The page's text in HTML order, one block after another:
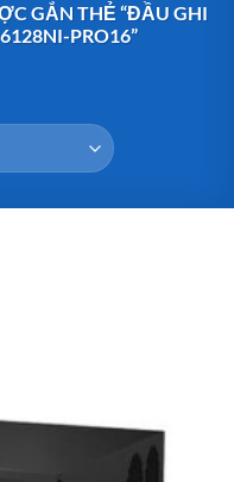
GẮN THẺ “ĐẦU GHI
PRO16”